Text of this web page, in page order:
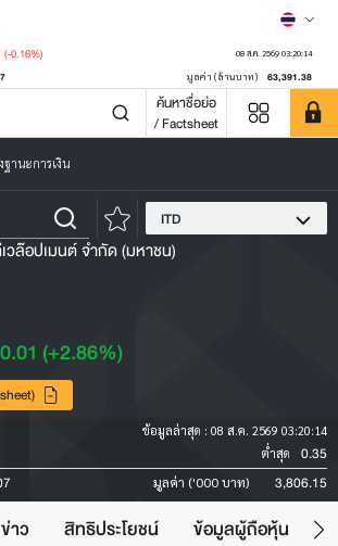
(-0.16%) 08 ส.ค. 2569 03:20:14
มูลค่า (ล้านบาท) 63,391.38
ค้นหาชื่อย่อ
/ Factsheet
านะการเงิน
ITD
วล๊อปเมนต์ จำกัด (มหาชน)
(+2.86%)
ข้อมูลล่าสุด : 08 ส.ค. 2569 03:20:14
ต่ำสุด 0.35
มูลค่า ('000 บาท) 3,806.15
ข่าว สิทธิประโยชน์ ข้อมูลผู้ถือหุ้น